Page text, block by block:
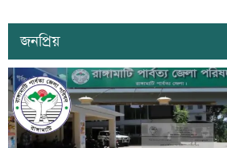
জনপ্রিয়